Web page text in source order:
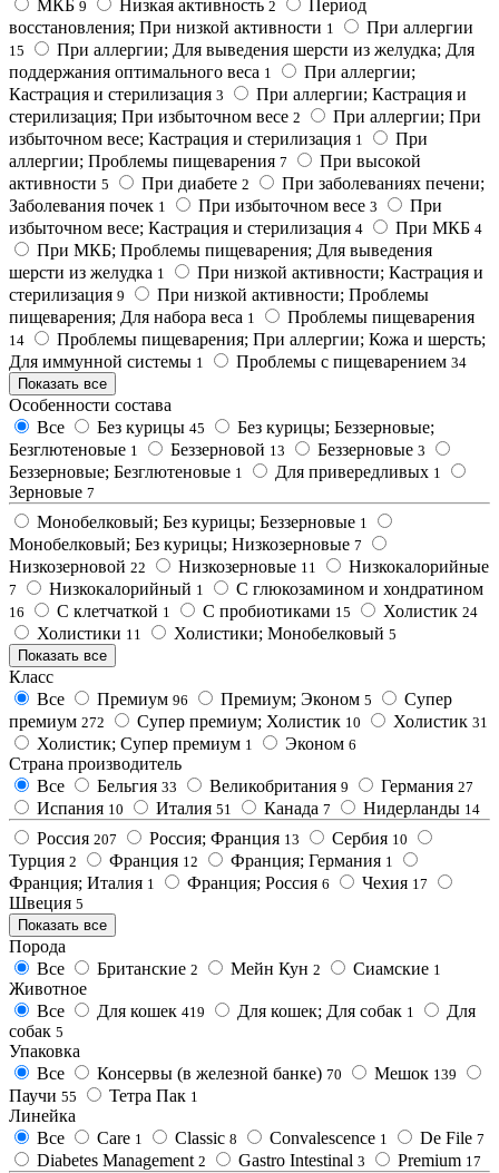
МКБ 9 Низкая активность 2
Период
восстановления; При низкой активности 1 При аллергии
15
При аллергии; Для выведения шерсти из желудка; Для
поддержания оптимального веса 1
При аллергии;
Кастрация и стерилизация 3
При аллергии; Кастрация и
стерилизация; При избыточном весе 2
При аллергии; При
избыточном весе; Кастрация и стерилизация 1
При
аллергии; Проблемы пищеварения 7
При высокой
активности 5 При диабете 2
При заболеваниях печени;
Заболевания почек 1 При избыточном весе 3
При
избыточном весе; Кастрация и стерилизация 4 При МКБ 4
При МКБ; Проблемы пищеварения; Для выведения
шерсти из желудка 1
При низкой активности; Кастрация и
стерилизация 9
При низкой активности; Проблемы
пищеварения; Для набора веса 1 Проблемы пищеварения
14
Проблемы пищеварения; При аллергии; Кожа и шерсть;
Для иммунной системы 1 Проблемы с пищеварением 34
Показать все
Особенности состава
Все
Без курицы 45
Без курицы; Беззерновые;
Безглютеновые 1 Беззерновой 13 Беззерновые 3
Беззерновые; Безглютеновые 1 Для привередливых 1
Зерновые 7
Монобелковый; Без курицы; Беззерновые 1
Монобелковый; Без курицы; Низкозерновые 7
Низкозерновой 22 Низкозерновые 11 Низкокалорийные
7 Низкокалорийный 1 С глюкозамином и хондратином
16 С клетчаткой 1 С пробиотиками 15 Холистик 24
Холистики 11 Холистики; Монобелковый 5
Показать все
Класс
Все
Премиум 96 Премиум; Эконом 5
Супер
премиум 272 Супер премиум; Холистик 10 Холистик 31
Холистик; Супер премиум 1 Эконом 6
Страна производитель
Все
Бельгия 33 Великобритания 9 Германия 27
Испания 10 Италия 51 Канада 7 Нидерланды 14
Россия 207 Россия; Франция 13 Сербия 10
Турция 2 Франция 12 Франция; Германия 1
Франция; Италия 1 Франция; Россия 6 Чехия 17
Швеция 5
Показать все
Порода
Все
Британские 2 Мейн Кун 2 Сиамские 1
Животное
Все
Для кошек 419 Для кошек; Для собак 1
Для
собак 5
Упаковка
Все
Консервы (в железной банке) 70 Мешок 139
Паучи 55 Тетра Пак 1
Линейка
Все
Care 1 Classic 8 Convalescence 1 De File 7
Diabetes Management 2 Gastro Intestinal 3 Premium 17